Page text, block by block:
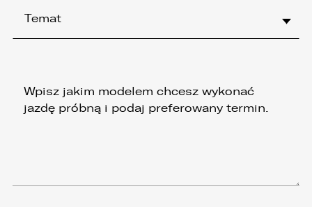
Temat
Prezesa Urzędu Ochrony Danych Osobowych
4. Podanie danych osobowych jest
dobrowolne, jednakże Ich brak uniemożliwi
będą podlegały profilowaniu.